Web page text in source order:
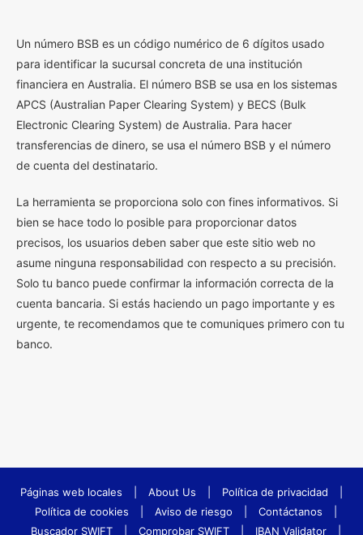
Un número BSB es un código numérico de 6 dígitos usado
para identificar la sucursal concreta de una institución
financiera en Australia. El número BSB se usa en los sistemas
APCS (Australian Paper Clearing System) y BECS (Bulk
Electronic Clearing System) de Australia. Para hacer
transferencias de dinero, se usa el número BSB y el número
de cuenta del destinatario.
La herramienta se proporciona solo con fines informativos. Si
bien se hace todo lo posible para proporcionar datos
precisos, los usuarios deben saber que este sitio web no
asume ninguna responsabilidad con respecto a su precisión.
Solo tu banco puede confirmar la información correcta de la
cuenta bancaria. Si estás haciendo un pago importante y es
urgente, te recomendamos que te comuniques primero con tu
banco.
Páginas web locales About Us Política de privacidad
Política de cookies
Aviso de riesgo Contáctanos
Buscador SWIFT
Comprobar SWIFT IBAN Validator